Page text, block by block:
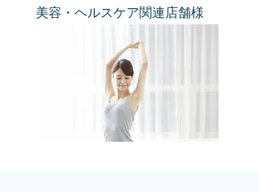
美容・ヘルスケア関連店舗様